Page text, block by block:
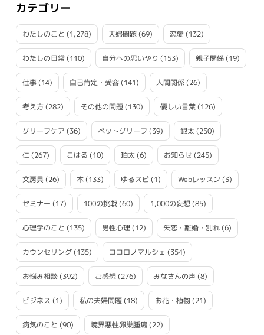
カテゴリー
わたしのこと (1,278) 夫婦問題(69) 恋愛 (132)
わたしの日常(110) 自分への思いやり (153) 親子関係(19)
仕事(14) 自己肯定・受容(141) 人間関係(26)
考え方(282) その他の問題(130) 優しい言葉(126)
グリーフケア (36) ペットグリーフ (39) 銀太 (250)
仁(267) こはる (10) 珀太 (6) お知らせ (245)
文房具(26) 本(133) ゆるスピ(1) Webレッスン (3)
セミナー (17) 100の挑戦(60) 1,000の妄想(85)
心理学のこと (135) 男性心理(12) 失恋・離婚・別れ(6)
カウンセリング(135) ココロノマルシェ (354)
お悩み相談(392) ご感想(276) みなさんの声(8)
ビジネス (1) 私の夫婦問題(18) お花・植物(21)
病気のこと (90) 境界悪性卵巣腫瘍(22)